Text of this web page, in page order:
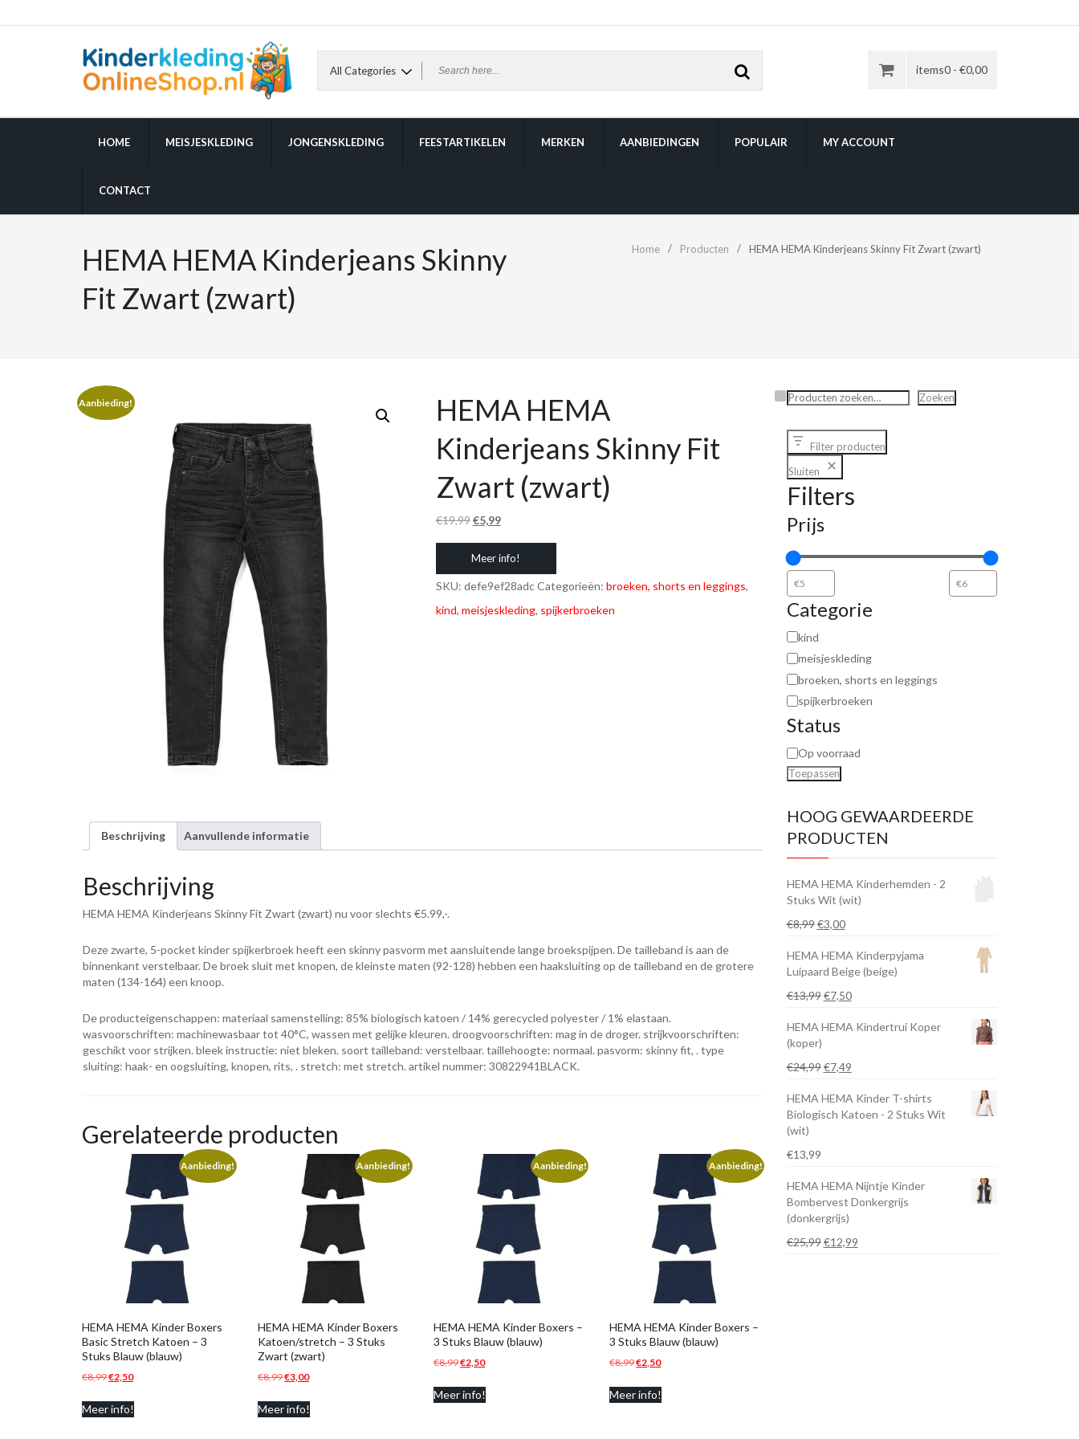
items0 - €0,00
HOME MEISJESKLEDING JONGENSKLEDING FEESTARTIKELEN MERKEN AANBIEDINGEN POPULAIR MY ACCOUNT
CONTACT
HEMA HEMA Kinderjeans Skinny
Fit Zwart (zwart)
Home Producten HEMA HEMA Kinderjeans Skinny Fit Zwart (zwart)
Aanbieding!
HEMA HEMA
Kinderjeans Skinny Fit
Zwart (zwart)
€19,99Oorspronkelijke
prijs
was:
€19,99.
€5,99Huidige
prijs
is:
€5,99.
Meer info!
SKU: defe9ef28adcCategorieën: broeken, shorts en leggings,
kind, meisjeskleding, spijkerbroeken
Beschrijving Aanvullende informatie
Beschrijving
HEMA HEMA Kinderjeans Skinny Fit Zwart (zwart) nu voor slechts €5.99,-.
Deze zwarte, 5-pocket kinder spijkerbroek heeft een skinny pasvorm met aansluitende lange broekspijpen. De tailleband is aan de
binnenkant verstelbaar. De broek sluit met knopen, de kleinste maten (92-128) hebben een haaksluiting op de tailleband en de grotere
maten (134-164) een knoop.
De producteigenschappen: materiaal samenstelling: 85% biologisch katoen / 14% gerecycled polyester / 1% elastaan.
wasvoorschriften: machinewasbaar tot 40°C, wassen met gelijke kleuren. droogvoorschriften: mag in de droger. strijkvoorschriften:
geschikt voor strijken. bleek instructie: niet bleken. soort tailleband: verstelbaar. taillehoogte: normaal. pasvorm: skinny fit, . type
sluiting: haak- en oogsluiting, knopen, rits, . stretch: met stretch. artikel nummer: 30822941BLACK.
Gerelateerde producten
Aanbieding!
HEMA HEMA Kinder Boxers
Basic Stretch Katoen – 3
Stuks Blauw (blauw)
€8,99Oorspronkelijke
was:
€2,50Huidige
Meer info!
Aanbieding!
HEMA HEMA Kinder Boxers
Katoen/stretch – 3 Stuks
Zwart (zwart)
€8,99Oorspronkelijke
was:
€3,00Huidige
Meer info!
Aanbieding!
HEMA HEMA Kinder Boxers –
3 Stuks Blauw (blauw)
€8,99Oorspronkelijke
was:
€2,50Huidige
Meer info!
Aanbieding!
HEMA HEMA Kinder Boxers –
3 Stuks Blauw (blauw)
€8,99Oorspronkelijke
was:
€2,50Huidige
Meer info!
Zoeken Zoeken
Filter producten
Sluiten
Filters
Prijs
Categorie
kind
meisjeskleding
broeken, shorts en leggings
spijkerbroeken
Status
Op voorraad
Toepassen
HOOG GEWAARDEERDE
PRODUCTEN
HEMA HEMA Kinderhemden - 2
Stuks Wit (wit)
€8,99 Oorspronkelijke
was:
€8,99.
€3,00Huidige
is:
€3,00.
HEMA HEMA Kinderpyjama
Luipaard Beige (beige)
€13,99 Oorspronkelijke
was:
€7,50Huidige
is:
HEMA HEMA Kindertrui Koper
(koper)
€24,99 Oorspronkelijke
was:
€24,99.
€7,49Huidige
is:
€7,49.
HEMA HEMA Kinder T-shirts
Biologisch Katoen - 2 Stuks Wit
(wit)
€13,99
HEMA HEMA Nijntje Kinder
Bombervest Donkergrijs
(donkergrijs)
€25,99 Oorspronkelijke
€12,99Huidige